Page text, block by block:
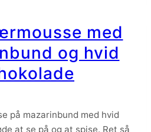
med
og hvid
på mazarinbund med hvid
at se på og at spise. Ret så